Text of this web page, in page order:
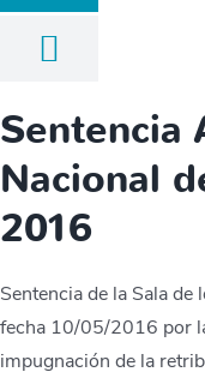
Sentencia
Nacional
2016
Sentencia de la Sala
fecha 10/05/2016 por
impugnación de la